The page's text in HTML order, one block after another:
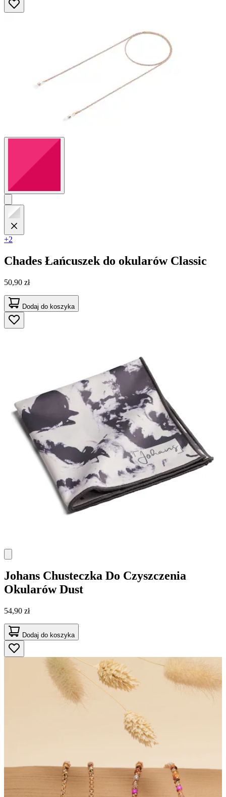
+2
Chades Łańcuszek do okularów Classic
50,90 zł
Dodaj do koszyka
Johans Chusteczka Do Czyszczenia
Okularów Dust
54,90 zł
Dodaj do koszyka